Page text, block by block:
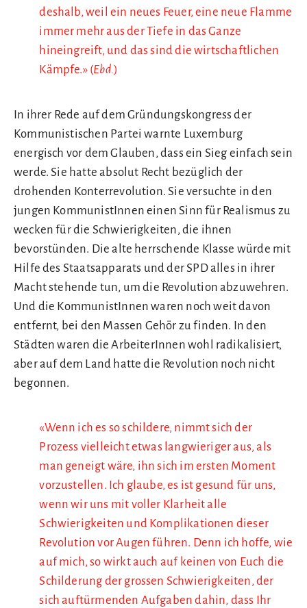
deshalb, weil ein neues Feuer, eine neue Flamme
immer mehr aus der Tiefe in das Ganze
hineingreift, und das sind die wirtschaftlichen
Kämpfe.» (Ebd.)
In ihrer Rede auf dem Gründungskongress der
Kommunistischen Partei warnte Luxemburg
energisch vor dem Glauben, dass ein Sieg einfach sein
werde. Sie hatte absolut Recht bezüglich der
drohenden Konterrevolution. Sie versuchte in den
jungen KommunistInnen einen Sinn für Realismus zu
wecken für die Schwierigkeiten, die ihnen
bevorstünden. Die alte herrschende Klasse würde mit
Hilfe des Staatsapparats und der SPD alles in ihrer
Macht stehende tun, um die Revolution abzuwehren.
Und die KommunistInnen waren noch weit davon
entfernt, bei den Massen Gehör zu finden. In den
Städten waren die ArbeiterInnen wohl radikalisiert,
aber auf dem Land hatte die Revolution noch nicht
begonnen.
«Wenn ich es so schildere, nimmt sich der
Prozess vielleicht etwas langwieriger aus, als
man geneigt wäre, ihn sich im ersten Moment
vorzustellen. Ich glaube, es ist gesund für uns,
wenn wir uns mit voller Klarheit alle
Schwierigkeiten und Komplikationen dieser
Revolution vor Augen führen. Denn ich hoffe, wie
auf mich, so wirkt auch auf keinen von Euch die
Schilderung der grossen Schwierigkeiten, der
sich auftürmenden Aufgaben dahin, dass Ihr